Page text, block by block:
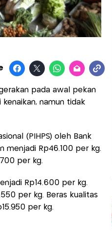
pada awal pekan
namun tidak
(PIHPS) oleh Bank
menjadi Rp46.100 per kg.
per kg.
Rp14.600 per kg.
per kg. Beras kualitas
per kg.